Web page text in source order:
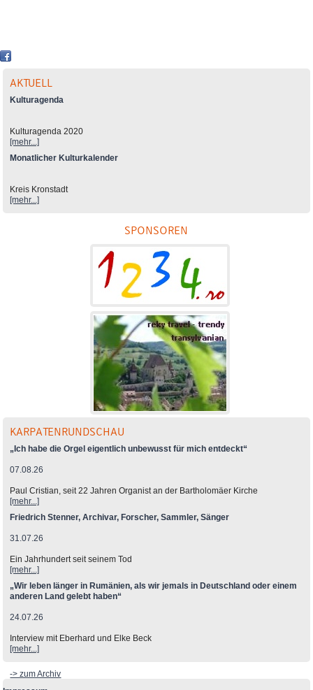
AKTUELL
Kulturagenda
Kulturagenda 2020
[mehr...]
Monatlicher Kulturkalender
Kreis Kronstadt
[mehr...]
SPONSOREN
KARPATENRUNDSCHAU
„Ich habe die Orgel eigentlich unbewusst für mich entdeckt“
07.08.26
Paul Cristian, seit 22 Jahren Organist an der Bartholomäer Kirche
[mehr...]
Friedrich Stenner, Archivar, Forscher, Sammler, Sänger
31.07.26
Ein Jahrhundert seit seinem Tod
[mehr...]
„Wir leben länger in Rumänien, als wir jemals in Deutschland oder einem
anderen Land gelebt haben“
24.07.26
Interview mit Eberhard und Elke Beck
[mehr...]
-> zum Archiv